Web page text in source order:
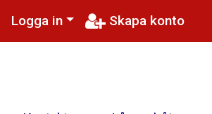
Logga in Skapa konto